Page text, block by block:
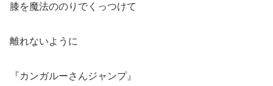
膝を魔法ののりでくっつけて
離れないように
『カンガルーさんジャンプ』